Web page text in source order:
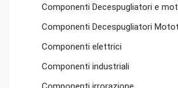
Componenti Decespugliatori e
Componenti Decespugliatori
Componenti elettrici
Componenti industriali